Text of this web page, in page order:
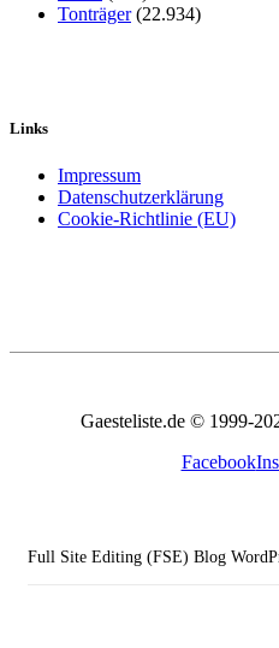
Tonträger(22.934)
Links
Impressum
Datenschutzerklärung
Cookie-Richtlinie (EU)
Gaesteliste.de © 1999-
Facebook
Full Site Editing (FSE) Blog